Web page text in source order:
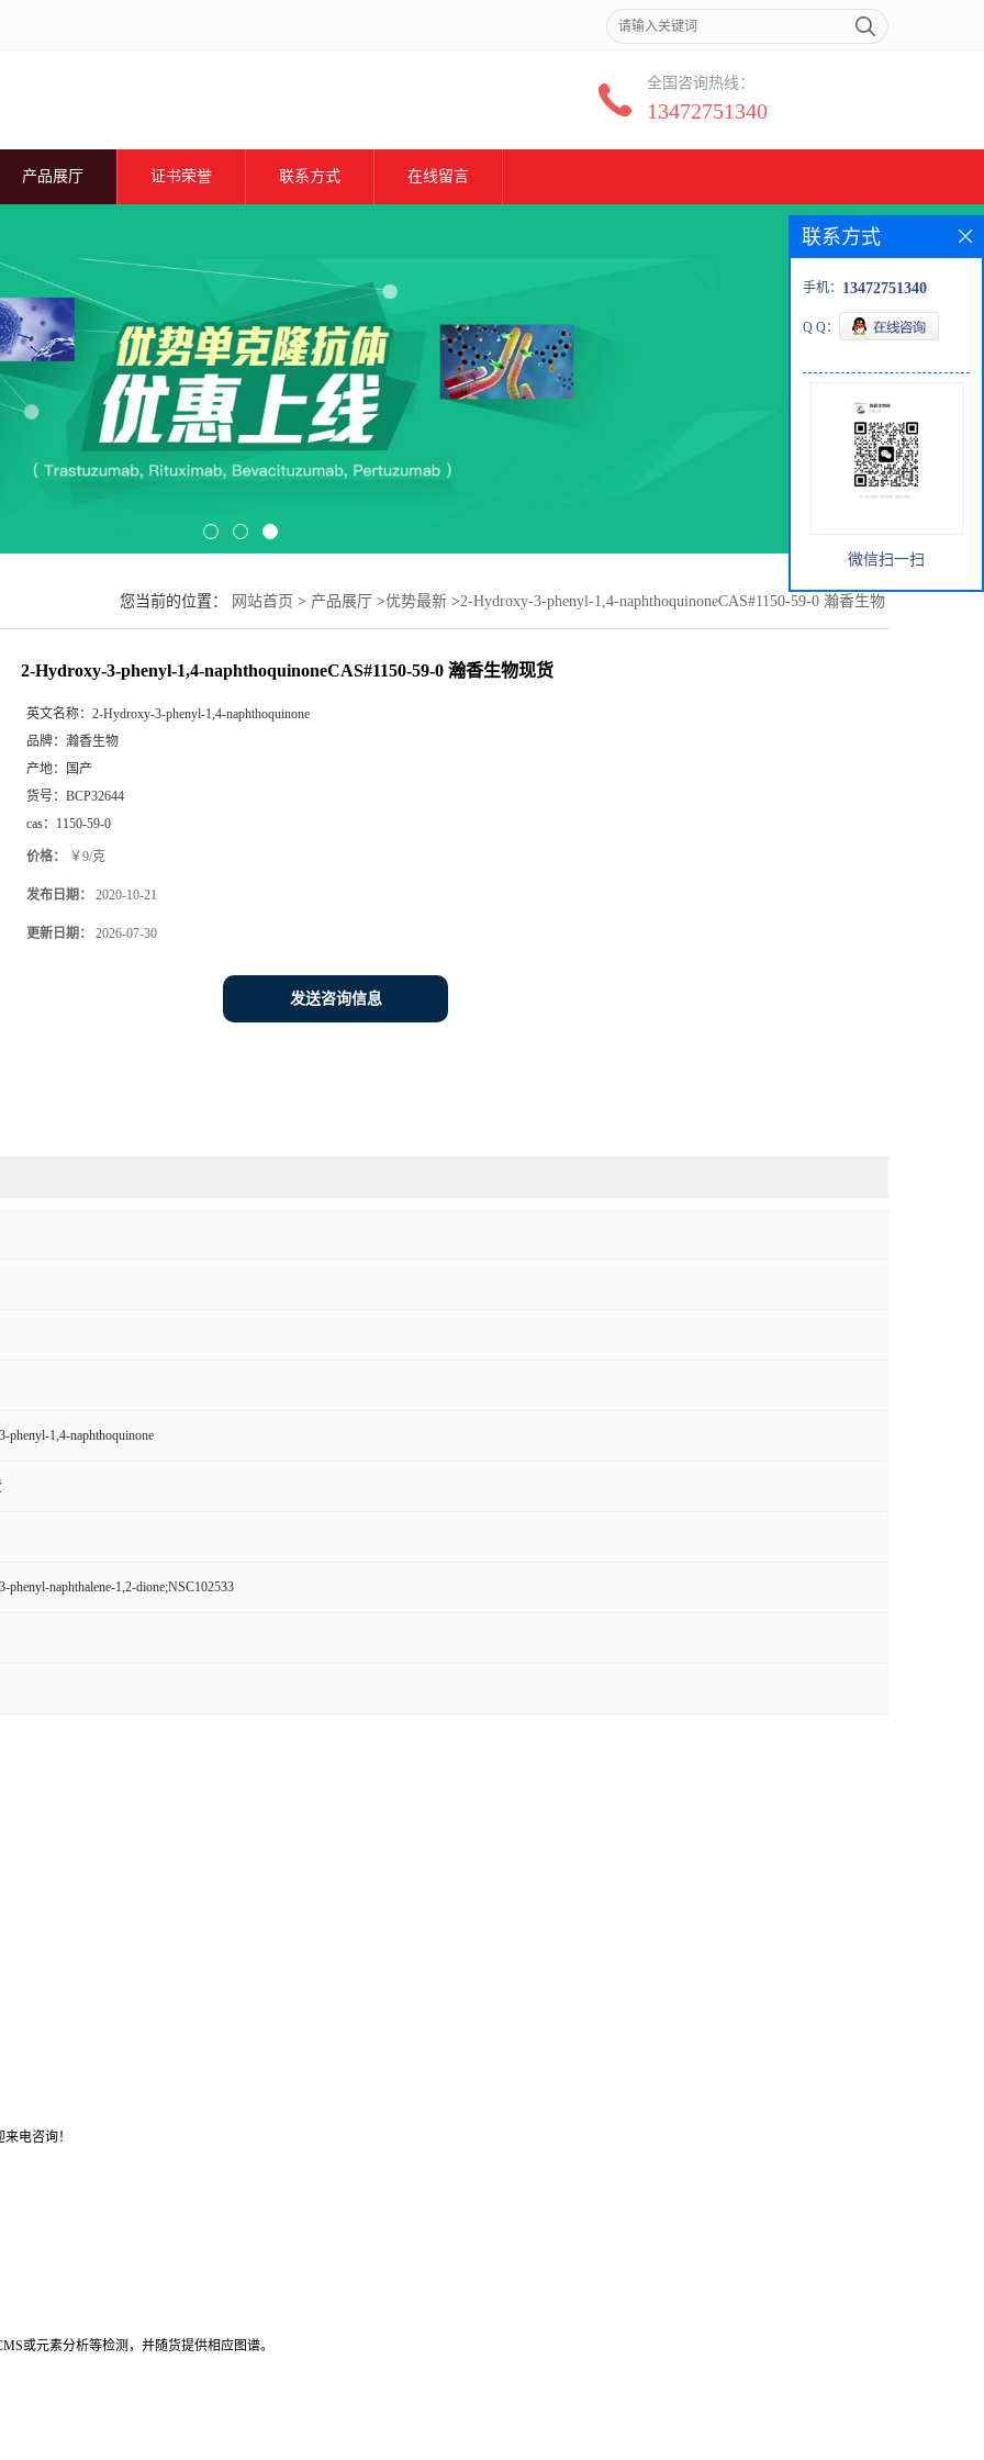
全国咨询热线：
13472751340
产品展厅 证书荣誉 联系方式 在线留言
您当前的位置： 网站首页 > 产品展厅 >优势最新 >2-Hydroxy-3-phenyl-1,4-naphthoquinoneCAS#1150-59-0 瀚香生物
2-Hydroxy-3-phenyl-1,4-naphthoquinoneCAS#1150-59-0 瀚香生物现货
英文名称： 2-Hydroxy-3-phenyl-1,4-naphthoquinone
品牌： 瀚香生物
产地：
国产
货号： BCP32644
cas： 1150-59-0
价格： ￥9/克
发布日期： 2020-10-21
更新日期： 2026-07-30
发送咨询信息
phenyl-1,4-naphthoquinone
phenyl-naphthalene-1,2-dione;NSC102533
电咨询！
或元素分析等检测，并随货提供相应图谱。
联系方式
手机： 13472751340
Q Q：
微信扫一扫